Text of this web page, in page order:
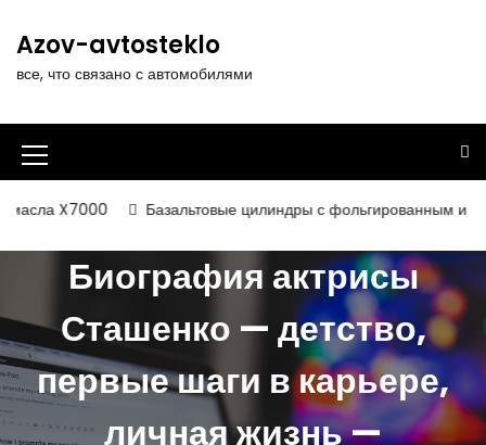
т
к
д
ж
и
м
о
м
у
Azov-avtosteklo
все, что связано с автомобилями
И
к
о
к
а
м
е
Базальтовые цилиндры с фольгированным и
Биография актрисы
Сташенко — детство,
первые шаги в карьере,
личная жизнь —